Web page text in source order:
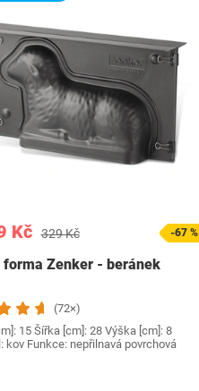
Kč 329 Kč -67 %
forma Zenker - beránek
(72×)
15 Šířka [cm]: 28 Výška [cm]: 8
kov Funkce: nepřilnavá povrchová